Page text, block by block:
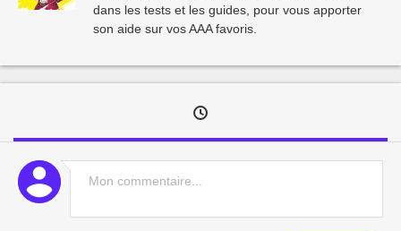
dans les tests et les guides, pour vous apporter
son aide sur vos AAA favoris.